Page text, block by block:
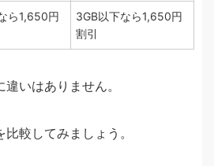
ら1,650円
3GB以下なら1,650円
割引
いはありません。
較してみましょう。